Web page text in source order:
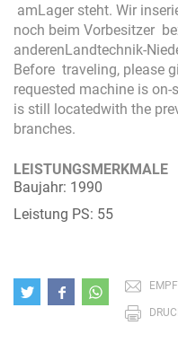
amLager steht. Wir
noch beim Vorbesitzer
anderenLandtechnik-
Before traveling, please
requested machine is
is still locatedwith the
branches.
LEISTUNGSMERKMALE
Baujahr: 1990
Leistung PS: 55